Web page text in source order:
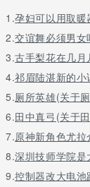
1.孕妇可以用取暖
2.交谊舞必须男女
3.古手梨花在几月
4.祁眉陆湛新的小
5.厕所英雄(关于
6.田中真弓(关于
7.原神新角色尤
8.深圳技师学院是
9.控制器改大电